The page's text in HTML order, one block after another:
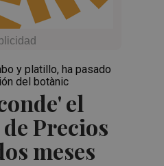
el
Precios
meses
y platillo, ha pasado
del botànic